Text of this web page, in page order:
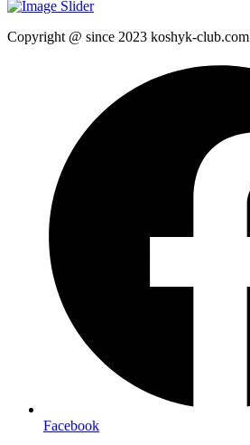
Copyright @ since 2023 koshyk-club.com
Facebook